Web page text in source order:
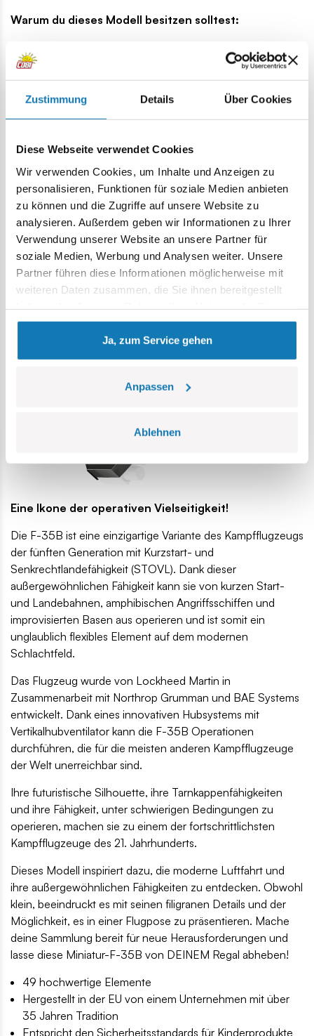
Zustimmung Details Über Cookies
Diese Webseite verwendet Cookies
Wir verwenden Cookies, um Inhalte und Anzeigen zu
personalisieren, Funktionen für soziale Medien anbieten
zu können und die Zugriffe auf unsere Website zu
analysieren. Außerdem geben wir Informationen zu Ihrer
Verwendung unserer Website an unsere Partner für
soziale Medien, Werbung und Analysen weiter. Unsere
Partner führen diese Informationen möglicherweise mit
weiteren Daten zusammen, die Sie ihnen bereitgestellt
gesammelt haben.
Ja, zum Service gehen
Anpassen
Ablehnen
Warum du dieses Modell besitzen solltest:
groß, verkörpert es die Technologie der Zukunft und die
Kraft moderner Luftfahrt.
• Eine hervorragende Geschenkidee
– perfekt für
Luftfahrtbegeisterte und Fans moderner Militärtechnik.
• Einfacher Aufbau– die geringe Teileanzahl ermöglicht
einen schnellen und zufriedenstellenden Aufbau.
• Offizielles Lockheed Martin-Lizenzmodell – ein
Garant für Qualität und Authentizität.
• Elegante Dekoration– passt perfekt zu anderen
Militärflugzeugmodellen und COBI-Klemmbaustein
Sammlungen.
Eine Ikone der operativen Vielseitigkeit!
Die F-35B ist eine einzigartige Variante des Kampfflugzeugs
der fünften Generation mit Kurzstart- und
Senkrechtlandefähigkeit (STOVL). Dank dieser
außergewöhnlichen Fähigkeit kann sie von kurzen Start-
und Landebahnen, amphibischen Angriffsschiffen und
improvisierten Basen aus operieren und ist somit ein
unglaublich flexibles Element auf dem modernen
Schlachtfeld.
Das Flugzeug wurde von Lockheed Martin in
Zusammenarbeit mit Northrop Grumman und BAE Systems
entwickelt. Dank eines innovativen Hubsystems mit
Vertikalhubventilator kann die F-35B Operationen
durchführen, die für die meisten anderen Kampfflugzeuge
der Welt unerreichbar sind.
Ihre futuristische Silhouette, ihre Tarnkappenfähigkeiten
und ihre Fähigkeit, unter schwierigen Bedingungen zu
operieren, machen sie zu einem der fortschrittlichsten
Kampfflugzeuge des 21. Jahrhunderts.
Dieses Modell inspiriert dazu, die moderne Luftfahrt und
ihre außergewöhnlichen Fähigkeiten zu entdecken. Obwohl
klein, beeindruckt es mit seinen filigranen Details und der
Möglichkeit, es in einer Flugpose zu präsentieren. Mache
deine Sammlung bereit für neue Herausforderungen und
lasse diese Miniatur-F-35B von DEINEM Regal abheben!
49 hochwertige Elemente
Hergestellt in der EU von einem Unternehmen mit über
35 Jahren Tradition
Entspricht den Sicherheitsstandards für Kinderprodukte